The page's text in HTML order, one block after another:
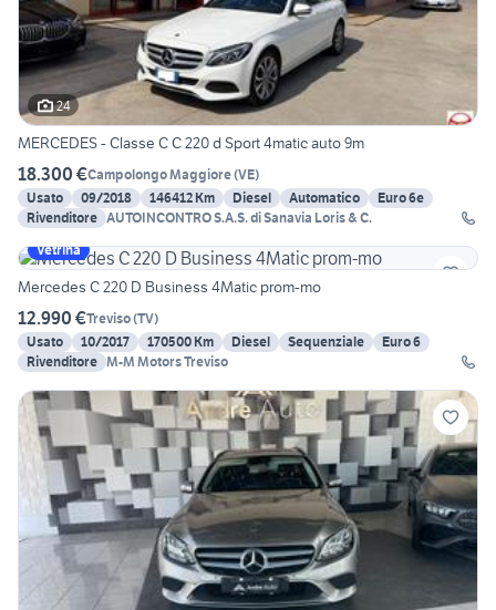
24
MERCEDES - Classe C C 220 d Sport 4matic auto 9m
18.300 €Campolongo Maggiore(VE)
Usato
09/2018 146412 Km Diesel Automatico
Euro 6e
Rivenditore AUTOINCONTRO S.A.S. di Sanavia Loris & C.
Vetrina
Mercedes C 220 D Business 4Matic prom-mo
12.990 €Treviso(TV)
Usato
10/2017 170500 Km Diesel Sequenziale
Euro 6
Rivenditore M-M Motors Treviso